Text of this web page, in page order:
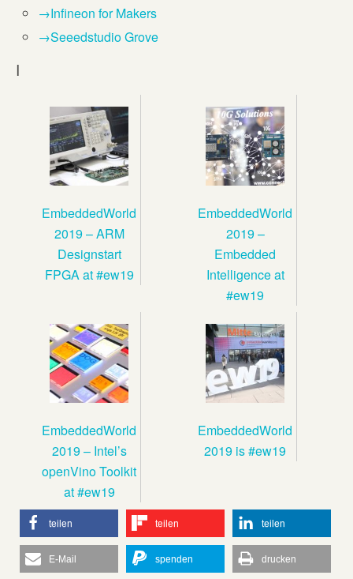
→Infineon for Makers
→Seeedstudio Grove
I
EmbeddedWorld
2019 – ARM
Designstart
FPGA at #ew19
EmbeddedWorld
2019 –
Embedded
Intelligence at
#ew19
EmbeddedWorld
2019 – Intel’s
openVino Toolkit
at #ew19
EmbeddedWorld
2019 is #ew19
teilen teilen teilen
E-Mail spenden drucken